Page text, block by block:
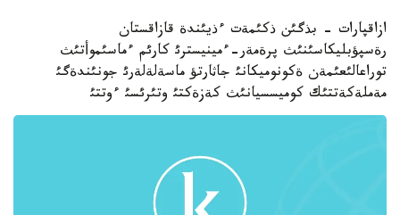
ازاقپارات - بذگئن ذكئمةت ءذيئندة قازاقستان
رةسپؤبليكاسئنئث پرةمةر-ءمينيسترئ كارئم ءماسئموأتئث
توراعالئعئمةن ةكونوميكانئ جاثارتؤ ماسةلةلةرئ جونئندةگئ
مةملةكةتتئك كوميسسيانئث كةزةكتئ وتئرئسئ ءوتتئ